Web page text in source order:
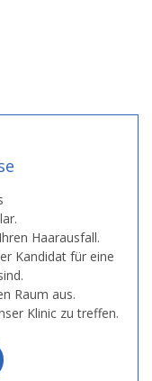
Haarausfall.
Kandidat für eine
Raum aus.
Klinic zu treffen.